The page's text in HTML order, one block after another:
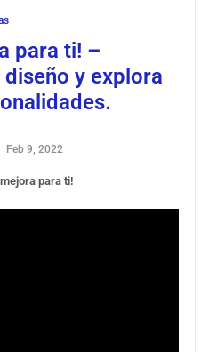
para ti! –
y explora
Feb 9, 2022
para ti!